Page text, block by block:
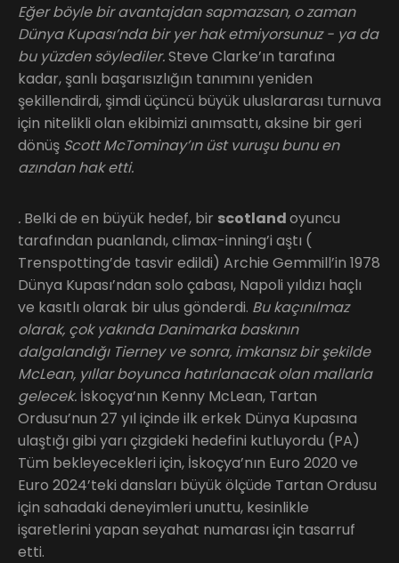
Eğerböyle bir avantajdan sapmazsan, o zaman
Dünya Kupası’nda bir yer hak etmiyorsunuz - ya da
bu yüzden söylediler.Steve Clarke’ın tarafına
kadar, şanlı başarısızlığın tanımını yeniden
şekillendirdi, şimdi üçüncü büyük uluslararası turnuva
için nitelikli olan ekibimizi anımsattı, aksine bir geri
dönüş Scott McTominay’ın üst vuruşu bunu en
azından hak etti.
. Belki de en büyük hedef, bir scotlandoyuncu
tarafından puanlandı, climax-inning’i aştı (
Trenspotting’de tasvir edildi) Archie Gemmill’in 1978
Dünya Kupası’ndan solo çabası, Napoli yıldızı haçlı
ve kasıtlı olarak bir ulus gönderdi. Bu kaçınılmaz
olarak, çok yakında Danimarka baskının
dalgalandığı Tierney ve sonra, imkansız bir şekilde
McLean, yıllar boyunca hatırlanacak olan mallarla
gelecek. İskoçya’nın Kenny McLean, Tartan
Ordusu’nun 27 yıl içinde ilk erkek Dünya Kupasına
ulaştığı gibi yarı çizgideki hedefini kutluyordu (PA)
Tüm bekleyecekleri için, İskoçya’nın Euro 2020 ve
Euro 2024’teki dansları büyük ölçüde Tartan Ordusu
için sahadaki deneyimleri unuttu, kesinlikle
işaretlerini yapan seyahat numarası için tasarruf
etti.